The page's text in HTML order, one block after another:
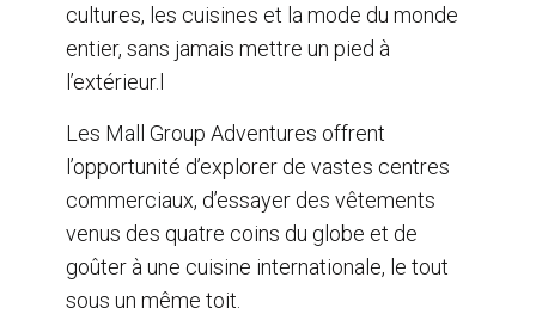
cultures, les cuisines et la mode du monde
entier, sans jamais mettre un pied à
l’extérieur.l
Les Mall Group Adventures offrent
l’opportunité d’explorer de vastes centres
commerciaux, d’essayer des vêtements
venus des quatre coins du globe et de
goûter à une cuisine internationale, le tout
sous un même toit.